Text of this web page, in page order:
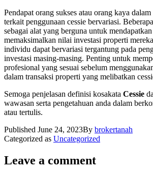
Pendapat orang sukses atau orang kaya
terkait penggunaan cessie bervariasi.
sebagai alat yang berguna untuk
memaksimalkan nilai investasi properti
individu dapat bervariasi tergantung pada
investasi masing-masing. Penting untuk
profesional yang sesuai sebelum
dalam transaksi properti yang melibatkan
Semoga penjelasan definisi kosakata Cessie
wawasan serta pengetahuan anda dalam
atau tertulis.
Published June 24, 2023By brokertanah
Categorized as Uncategorized
Leave a comment